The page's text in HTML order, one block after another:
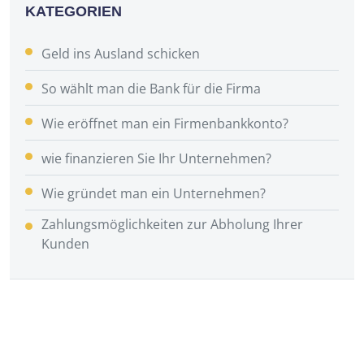
KATEGORIEN
Geld ins Ausland schicken
So wählt man die Bank für die Firma
Wie eröffnet man ein Firmenbankkonto?
wie finanzieren Sie Ihr Unternehmen?
Wie gründet man ein Unternehmen?
Zahlungsmöglichkeiten zur Abholung Ihrer
Kunden